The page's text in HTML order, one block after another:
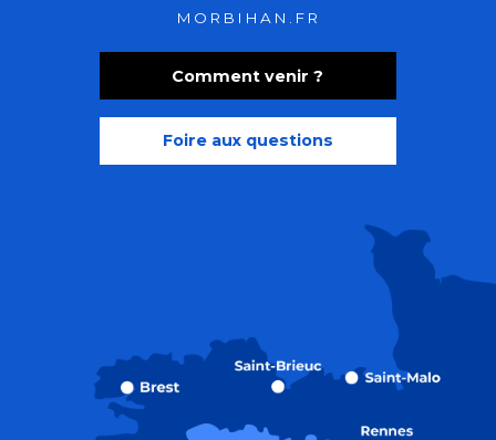
Comment venir ?
Foire aux questions
MORBIHAN.FR